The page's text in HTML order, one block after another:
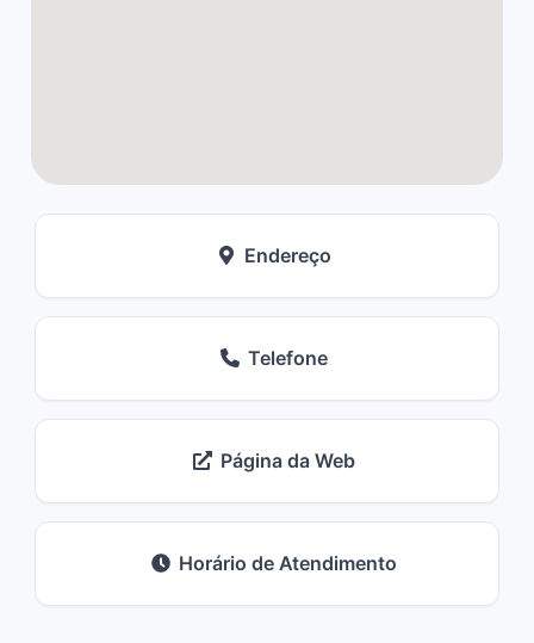
Endereço
Telefone
Página da Web
Horário de Atendimento